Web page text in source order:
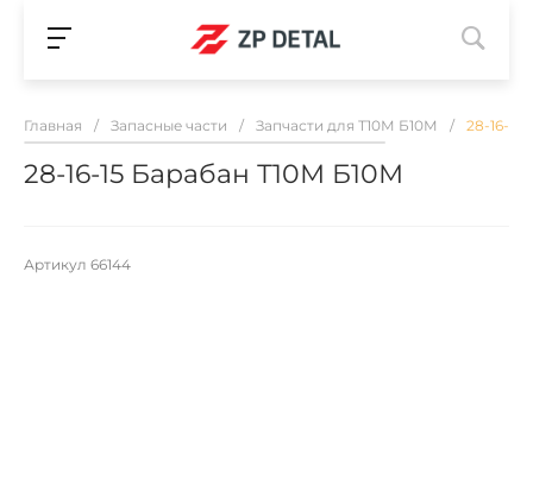
Главная / Запасные части / Запчасти для Т10М Б10М / 28-16-
28-16-15 Барабан Т10М Б10М
Артикул 66144